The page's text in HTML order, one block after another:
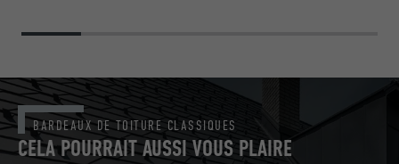
CELA POURRAIT AUSSI VOUS PLAIRE
BARDEAUX DE TOITURE CLASSIQUES